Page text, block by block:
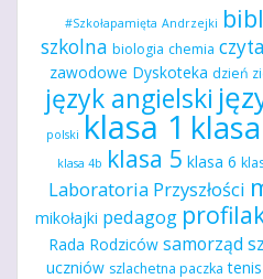
#Szkołapamięta Andrzejki
szkolna biologia chemia
zawodowe Dyskoteka dzień
język angielski
polski klasa 1
klasa 4b klasa 5 klasa 6
Laboratoria Przyszłości
mikołajki pedagog
Rada Rodziców samorząd
uczniów szlachetna paczka